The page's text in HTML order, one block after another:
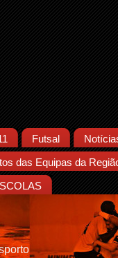
Futsal
das Equipas da